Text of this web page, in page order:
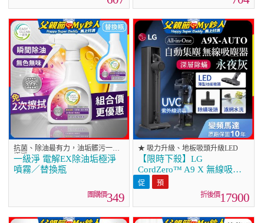
抗菌、除油最有力，油垢髒污一擦
極淨
一級淨 電解EX除油垢極淨
噴霧／替換瓶
349
★ 吸力升級、地板吸頭升級LED
【限時下殺】LG
CordZero™ A9 X 無線吸塵
器｜永夜灰｜自動集塵
(A9X-AUTO)
17900